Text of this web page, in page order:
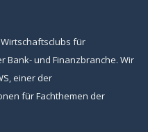
Wirtschaftsclubs für
und Finanzbranche. Wir
einer der
für Fachthemen der